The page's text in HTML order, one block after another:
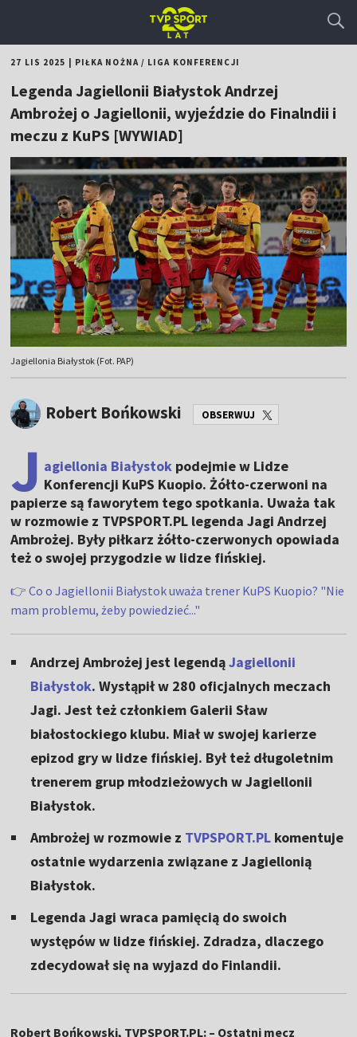
27 LIS 2025 PIŁKA NOŻNA/ LIGA KONFERENCJI
Legenda Jagiellonii Białystok Andrzej
Ambrożej o Jagiellonii, wyjeździe do Finalndii i
meczu z KuPS [WYWIAD]
Jagiellonia Białystok (Fot. PAP)
Robert Bońkowski OBSERWUJ
J agiellonia Białystok podejmie w Lidze
Konferencji KuPS Kuopio. Żółto-czerwoni na
papierze są faworytem tego spotkania. Uważa tak
w rozmowie z TVPSPORT.PL legenda Jagi Andrzej
Ambrożej. Były piłkarz żółto-czerwonych opowiada
też o swojej przygodzie w lidze fińskiej.
👉 Co o Jagiellonii Białystok uważa trener KuPS Kuopio? "Nie
mam problemu, żeby powiedzieć..."
Andrzej Ambrożej jest legendąJagiellonii
Białystok. Wystąpił w 280 oficjalnych meczach
Jagi. Jest też członkiem Galerii Sław
białostockiego klubu. Miał w swojej karierze
epizod gry w lidze fińskiej. Był też długoletnim
trenerem grup młodzieżowych w Jagiellonii
Białystok.
Ambrożej w rozmowie z TVPSPORT.PL komentuje
ostatnie wydarzenia związane z Jagiellonią
Białystok.
Legenda Jagi wraca pamięcią do swoich
występów w lidze fińskiej. Zdradza, dlaczego
zdecydował się na wyjazd do Finlandii.
Robert Bońkowski, TVPSPORT.PL: – Ostatni mecz